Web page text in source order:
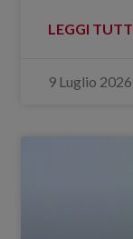
LEGGI
9 Luglio 2026